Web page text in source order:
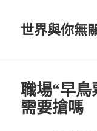
世界與你無
職場“早
需要搶嗎